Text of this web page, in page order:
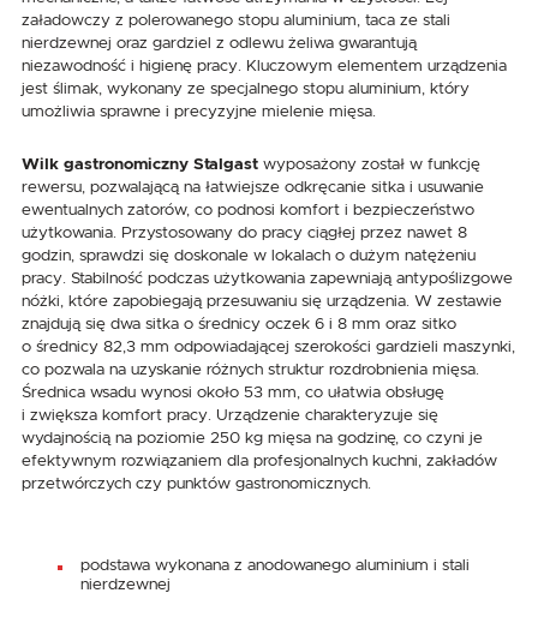
załadowczy z polerowanego stopu aluminium, taca ze stali
nierdzewnej oraz gardziel z odlewu żeliwa gwarantują
niezawodność i higienę pracy. Kluczowym elementem urządzenia
jest ślimak, wykonany ze specjalnego stopu aluminium, który
umożliwia sprawne i precyzyjne mielenie mięsa.
Wilk gastronomiczny Stalgast wyposażony został w funkcję
rewersu, pozwalającą na łatwiejsze odkręcanie sitka i usuwanie
ewentualnych zatorów, co podnosi komfort i bezpieczeństwo
użytkowania. Przystosowany do pracy ciągłej przez nawet 8
godzin, sprawdzi się doskonale w lokalach o dużym natężeniu
pracy. Stabilność podczas użytkowania zapewniają antypoślizgowe
nóżki, które zapobiegają przesuwaniu się urządzenia. W zestawie
znajdują się dwa sitka o średnicy oczek 6 i 8 mm oraz sitko
o średnicy 82,3 mm odpowiadającej szerokości gardzieli maszynki,
co pozwala na uzyskanie różnych struktur rozdrobnienia mięsa.
Średnica wsadu wynosi około 53 mm, co ułatwia obsługę
i zwiększa komfort pracy. Urządzenie charakteryzuje się
wydajnością na poziomie 250 kg mięsa na godzinę, co czyni je
efektywnym rozwiązaniem dla profesjonalnych kuchni, zakładów
przetwórczych czy punktów gastronomicznych.
podstawa wykonana z anodowanego aluminium i stali
nierdzewnej